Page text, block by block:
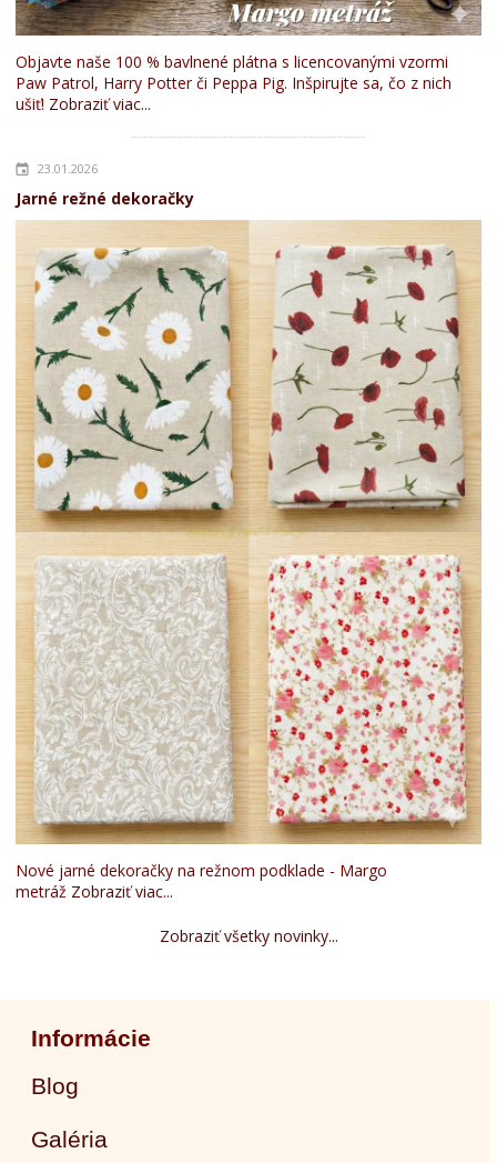
Objavte naše 100 % bavlnené plátna s licencovanými vzormi
Paw Patrol, Harry Potter či Peppa Pig. Inšpirujte sa, čo z nich
ušiť! Zobraziť viac...
23.01.2026
Jarné režné dekoračky
Nové jarné dekoračky na režnom podklade - Margo
metráž Zobraziť viac...
Zobraziť všetky novinky...
Informácie
Blog
Galéria